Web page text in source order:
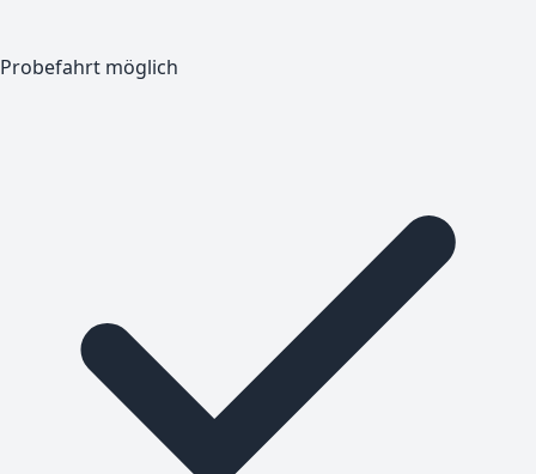
Probefahrt möglich